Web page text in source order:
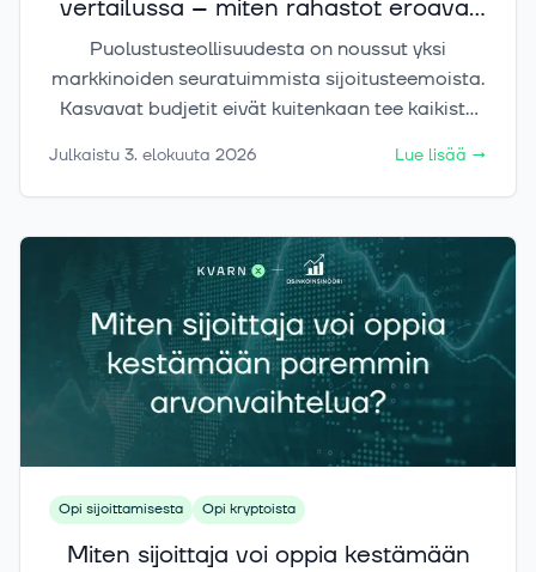
vertailussa – miten rahastot eroavat
toisistaan?
Puolustusteollisuudesta on noussut yksi
markkinoiden seuratuimmista sijoitusteemoista.
Kasvavat budjetit eivät kuitenkaan tee kaikista
maantiede, omistukset ja riskit voivat poiketa
toisistaan merkittävästi. Tässä artikkelissa
Julkaistu 3. elokuuta 2026 Lue lisää →
Opi sijoittamisesta Opi kryptoista
Miten sijoittaja voi oppia kestämään